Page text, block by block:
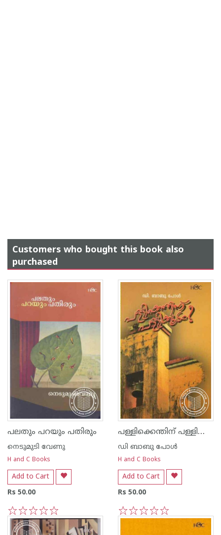
Customers who bought this book also
purchased
പലതും പറയും പതിരും
നെടുമുടി വേണു
H and C Books
Add to Cart
Rs 50.00
5
4
3
2
1
പള്ളിക്കെന്തിന്‌ പള്ളിക്കൂടം
ഡി ബാബു പോള്‍
H and C Books
Add to Cart
Rs 50.00
5
4
3
2
1